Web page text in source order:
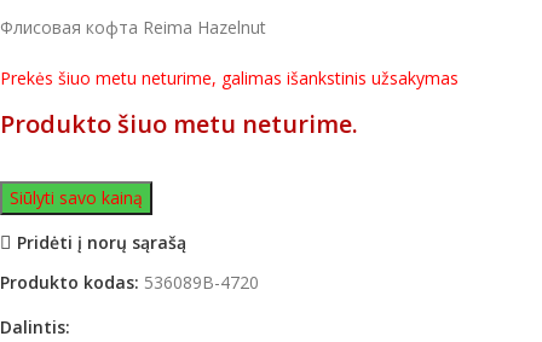
Флисовая кофта Reima Hazelnut
Prekės šiuo metu neturime, galimas išankstinis užsakymas
Produkto šiuo metu neturime.
Siūlyti savo kainą
Pridėti į norų sąrašą
Produkto kodas: 536089B-4720
Dalintis: